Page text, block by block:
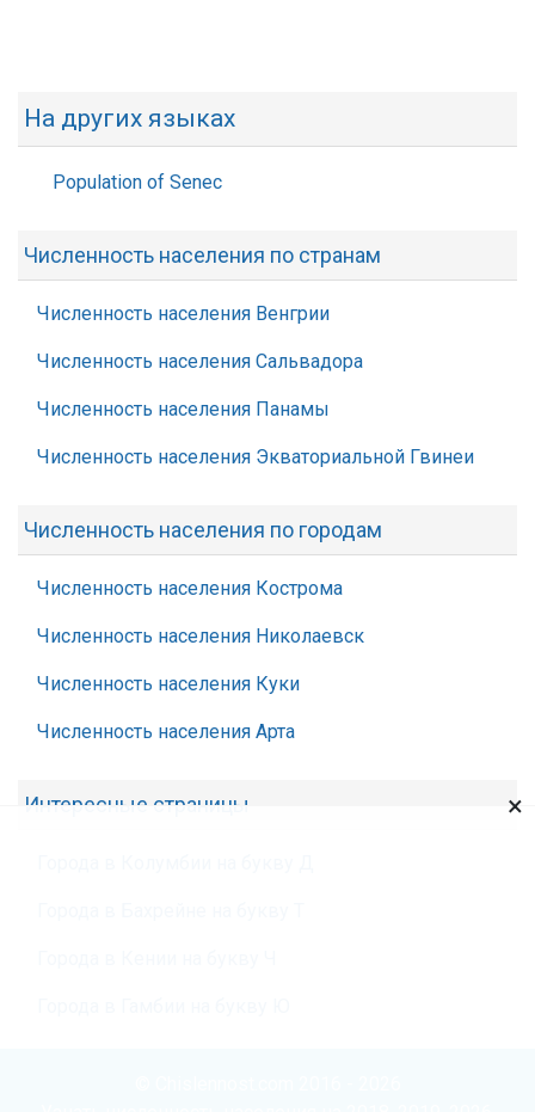
На других языках
Population of Senec
Численность населения по странам
Численность населения Венгрии
Численность населения Сальвадора
Численность населения Панамы
Численность населения Экваториальной Гвинеи
Численность населения по городам
Численность населения Кострома
Численность населения Николаевск
Численность населения Куки
Численность населения Арта
Интересные страницы ×